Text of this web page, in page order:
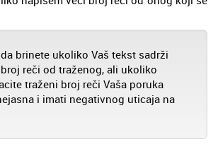
brinete ukoliko Vaš tekst sadrži
reči od traženog, ali ukoliko
traženi broj reči Vaša poruka
i imati negativnog uticaja na